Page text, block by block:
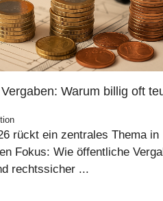
Warum billig oft
rückt ein zentrales Thema in
Fokus: Wie öffentliche
rechtssicher ...